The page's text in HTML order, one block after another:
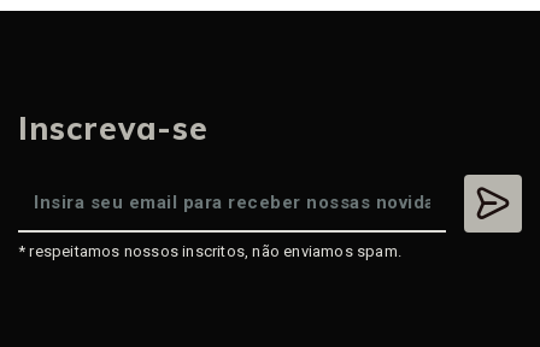
Inscreva-se
* respeitamos nossos inscritos, não enviamos spam.